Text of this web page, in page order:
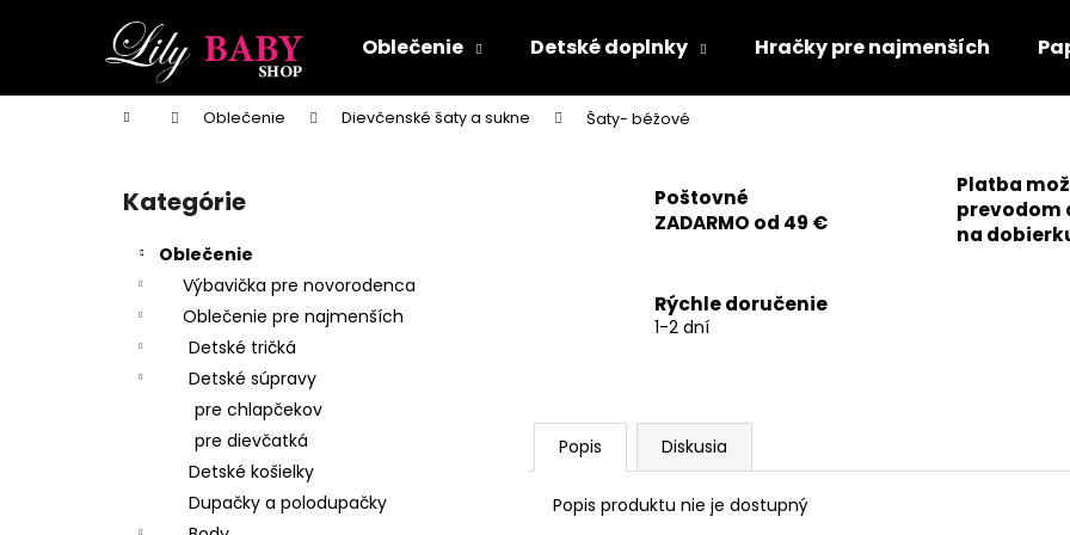
Oblečenie Detské doplnky Hračky pre najmenších
Domov Oblečenie Dievčenské šaty a sukne Šaty- béžové
Preskočiť
kategórie
Kategórie
Oblečenie
Výbavička pre novorodenca
Oblečenie pre najmenších
Detské tričká
Detské súpravy
pre chlapčekov
pre dievčatká
Detské košielky
Dupačky a polodupačky
Poštovné
ZADARMO od 49 €
Platba
prevodom
na
Rýchle doručenie
1-2 dní
Popis Diskusia
Popis produktu nie je dostupný
í
Späť
do
Späť
do
Čo potrebujete nájsť?
Odporúčame